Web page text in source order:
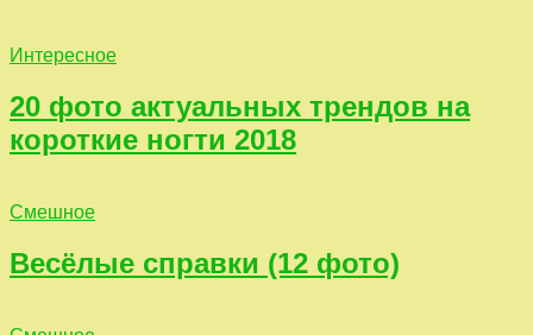
Интересное
20 фото актуальных трендов на
короткие ногти 2018
Смешное
Весёлые справки (12 фото)